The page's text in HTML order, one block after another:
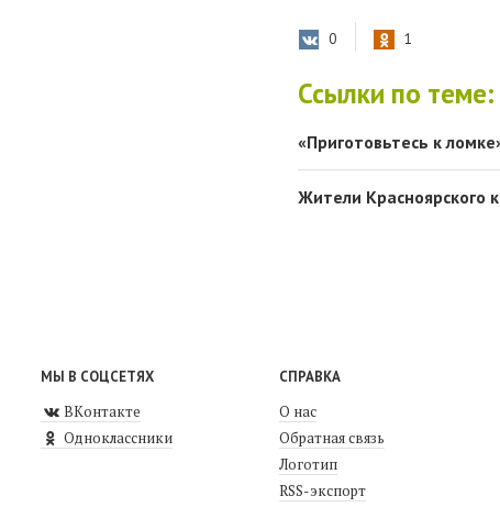
0 1
Ссылки по теме:
«Приготовьтесь к
Жители Красноярского
МЫ В СОЦСЕТЯХ
ВКонтакте
Одноклассники
СПРАВКА
О нас
Обратная связь
Логотип
RSS-экспорт